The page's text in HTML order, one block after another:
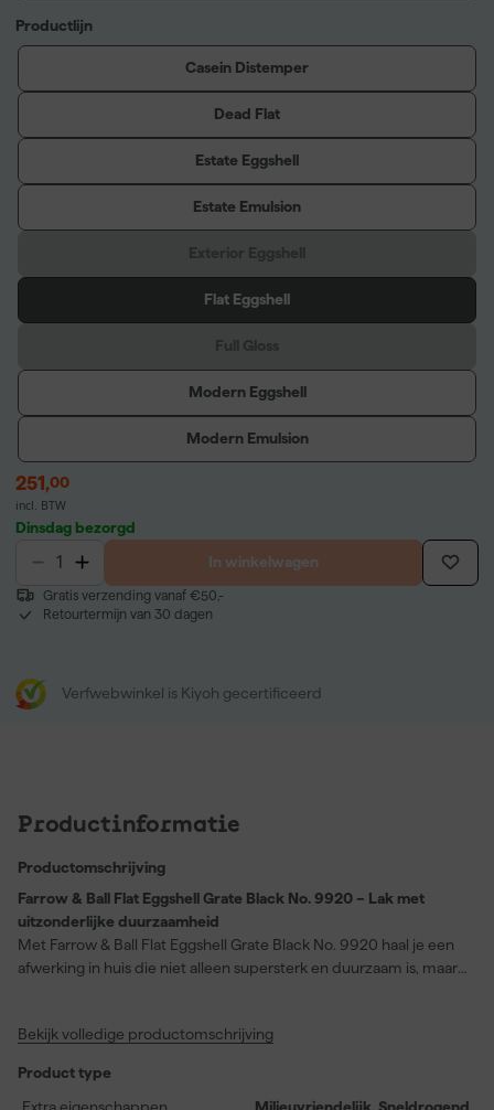
Productlijn
Casein Distemper
Dead Flat
Estate Eggshell
Estate Emulsion
Flat Eggshell
Modern Eggshell
Modern Emulsion
251,00
incl. BTW
Dinsdag bezorgd
In winkelwagen
Gratis verzending vanaf €50,-
Retourtermijn van 30 dagen
Verfwebwinkel is Kiyoh gecertificeerd
Productinformatie
Productomschrijving
Farrow & Ball Flat Eggshell Grate Black No. 9920 – Lak met
uitzonderlijke duurzaamheid
Met Farrow & Ball Flat Eggshell Grate Black No. 9920 haal je een
afwerking in huis die niet alleen supersterk en duurzaam is, maar
oppervlakken eenvoudig schoon te maken zijn en langdurig als
uitstek geschikt voor keukenkastjes en andere veeleisende
oppervlakken. De formule droogt snel, is vanaf dag één zeer hard
Bekijk volledige productomschrijving
Product type